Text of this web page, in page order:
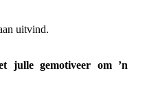
uitvind.
julle gemotiveer om ’n